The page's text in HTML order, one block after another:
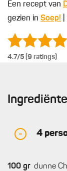
Een recept van
gezien in Soep!
4.7/5 (9 ratings)
- 4
100 gr dunne